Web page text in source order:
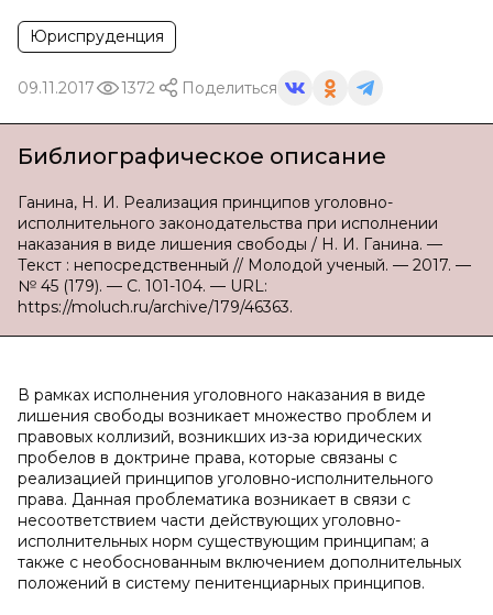
Юриспруденция
09.11.2017 1372 Поделиться
Библиографическое описание
Ганина, Н. И. Реализация принципов уголовно-
исполнительного законодательства при исполнении
наказания в виде лишения свободы / Н. И. Ганина. —
Текст : непосредственный // Молодой ученый. — 2017. —
№ 45 (179). — С. 101-104. — URL:
https://moluch.ru/archive/179/46363.
В рамках исполнения уголовного наказания в виде
лишения свободы возникает множество проблем и
правовых коллизий, возникших из-за юридических
пробелов в доктрине права, которые связаны с
реализацией принципов уголовно-исполнительного
права. Данная проблематика возникает в связи с
несоответствием части действующих уголовно-
исполнительных норм существующим принципам; а
также с необоснованным включением дополнительных
положений в систему пенитенциарных принципов.